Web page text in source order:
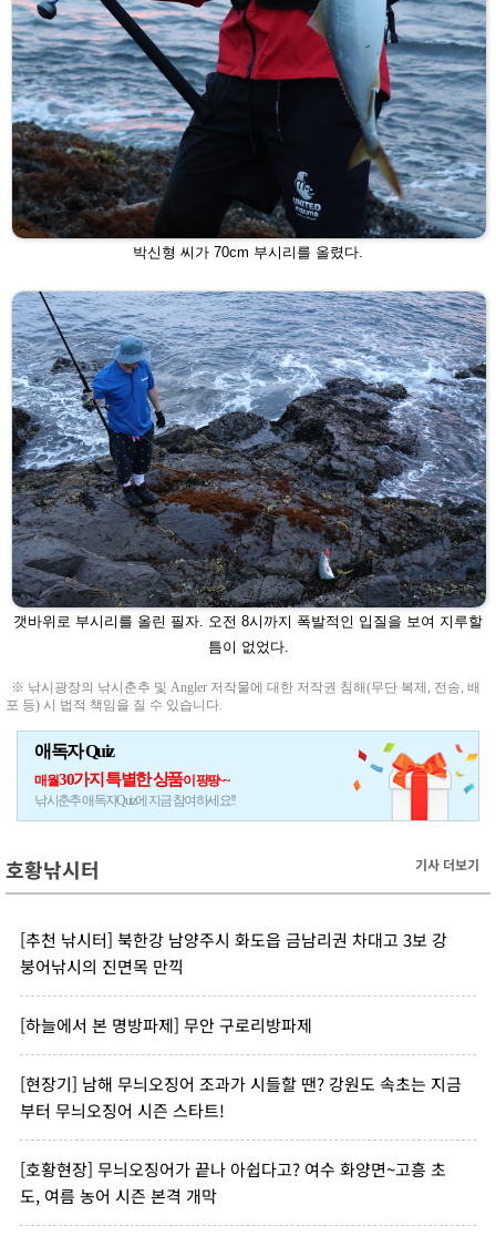
박신형 씨가 70cm 부시리를 올렸다.
갯바위로 부시리를 올린 필자. 오전 8시까지 폭발적인 입질을 보여 지루할
틈이 없었다.
※ 낚시광장의 낚시춘추 및 Angler 저작물에 대한 저작권 침해(무단 복제, 전송, 배
포 등) 시 법적 책임을 질 수 있습니다.
애독자 Quiz
매월30가지 특별한 상품이 팡팡~~
낚시춘추 애독자Quiz에 지금 참여하세요!!
호황낚시터 기사 더보기
[추천 낚시터] 북한강 남양주시 화도읍 금남리권 차대고 3보 강
붕어낚시의 진면목 만끽
[하늘에서 본 명방파제] 무안 구로리방파제
[현장기] 남해 무늬오징어 조과가 시들할 땐? 강원도 속초는 지금
부터 무늬오징어 시즌 스타트!
[호황현장] 무늬오징어가 끝나 아쉽다고? 여수 화양면~고흥 초
도, 여름 농어 시즌 본격 개막